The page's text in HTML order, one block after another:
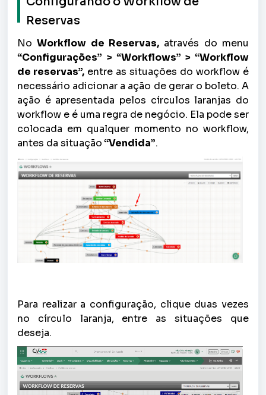
Reservas
NoWorkflow de Reservas, através do menu
“Configurações” > “Workflows” > “Workflow
de reservas”, entre as situações do workflow é
necessário adicionar a ação de gerar o boleto. A
ação é apresentada pelos círculos laranjas do
workflow e é uma regra de negócio. Ela pode ser
colocada em qualquer momento no workflow,
antes da situação“Vendida”.
Para realizar a configuração, clique duas vezes
no círculo laranja, entre as situações que
deseja.